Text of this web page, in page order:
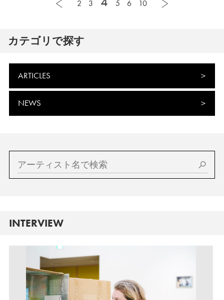
2 3 5 6 10
カテゴリで探す
ARTICLES
NEWS
INTERVIEW